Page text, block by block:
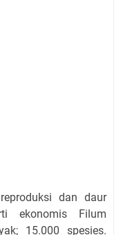
dan daur
ekonomis Filum
15.000 spesies.